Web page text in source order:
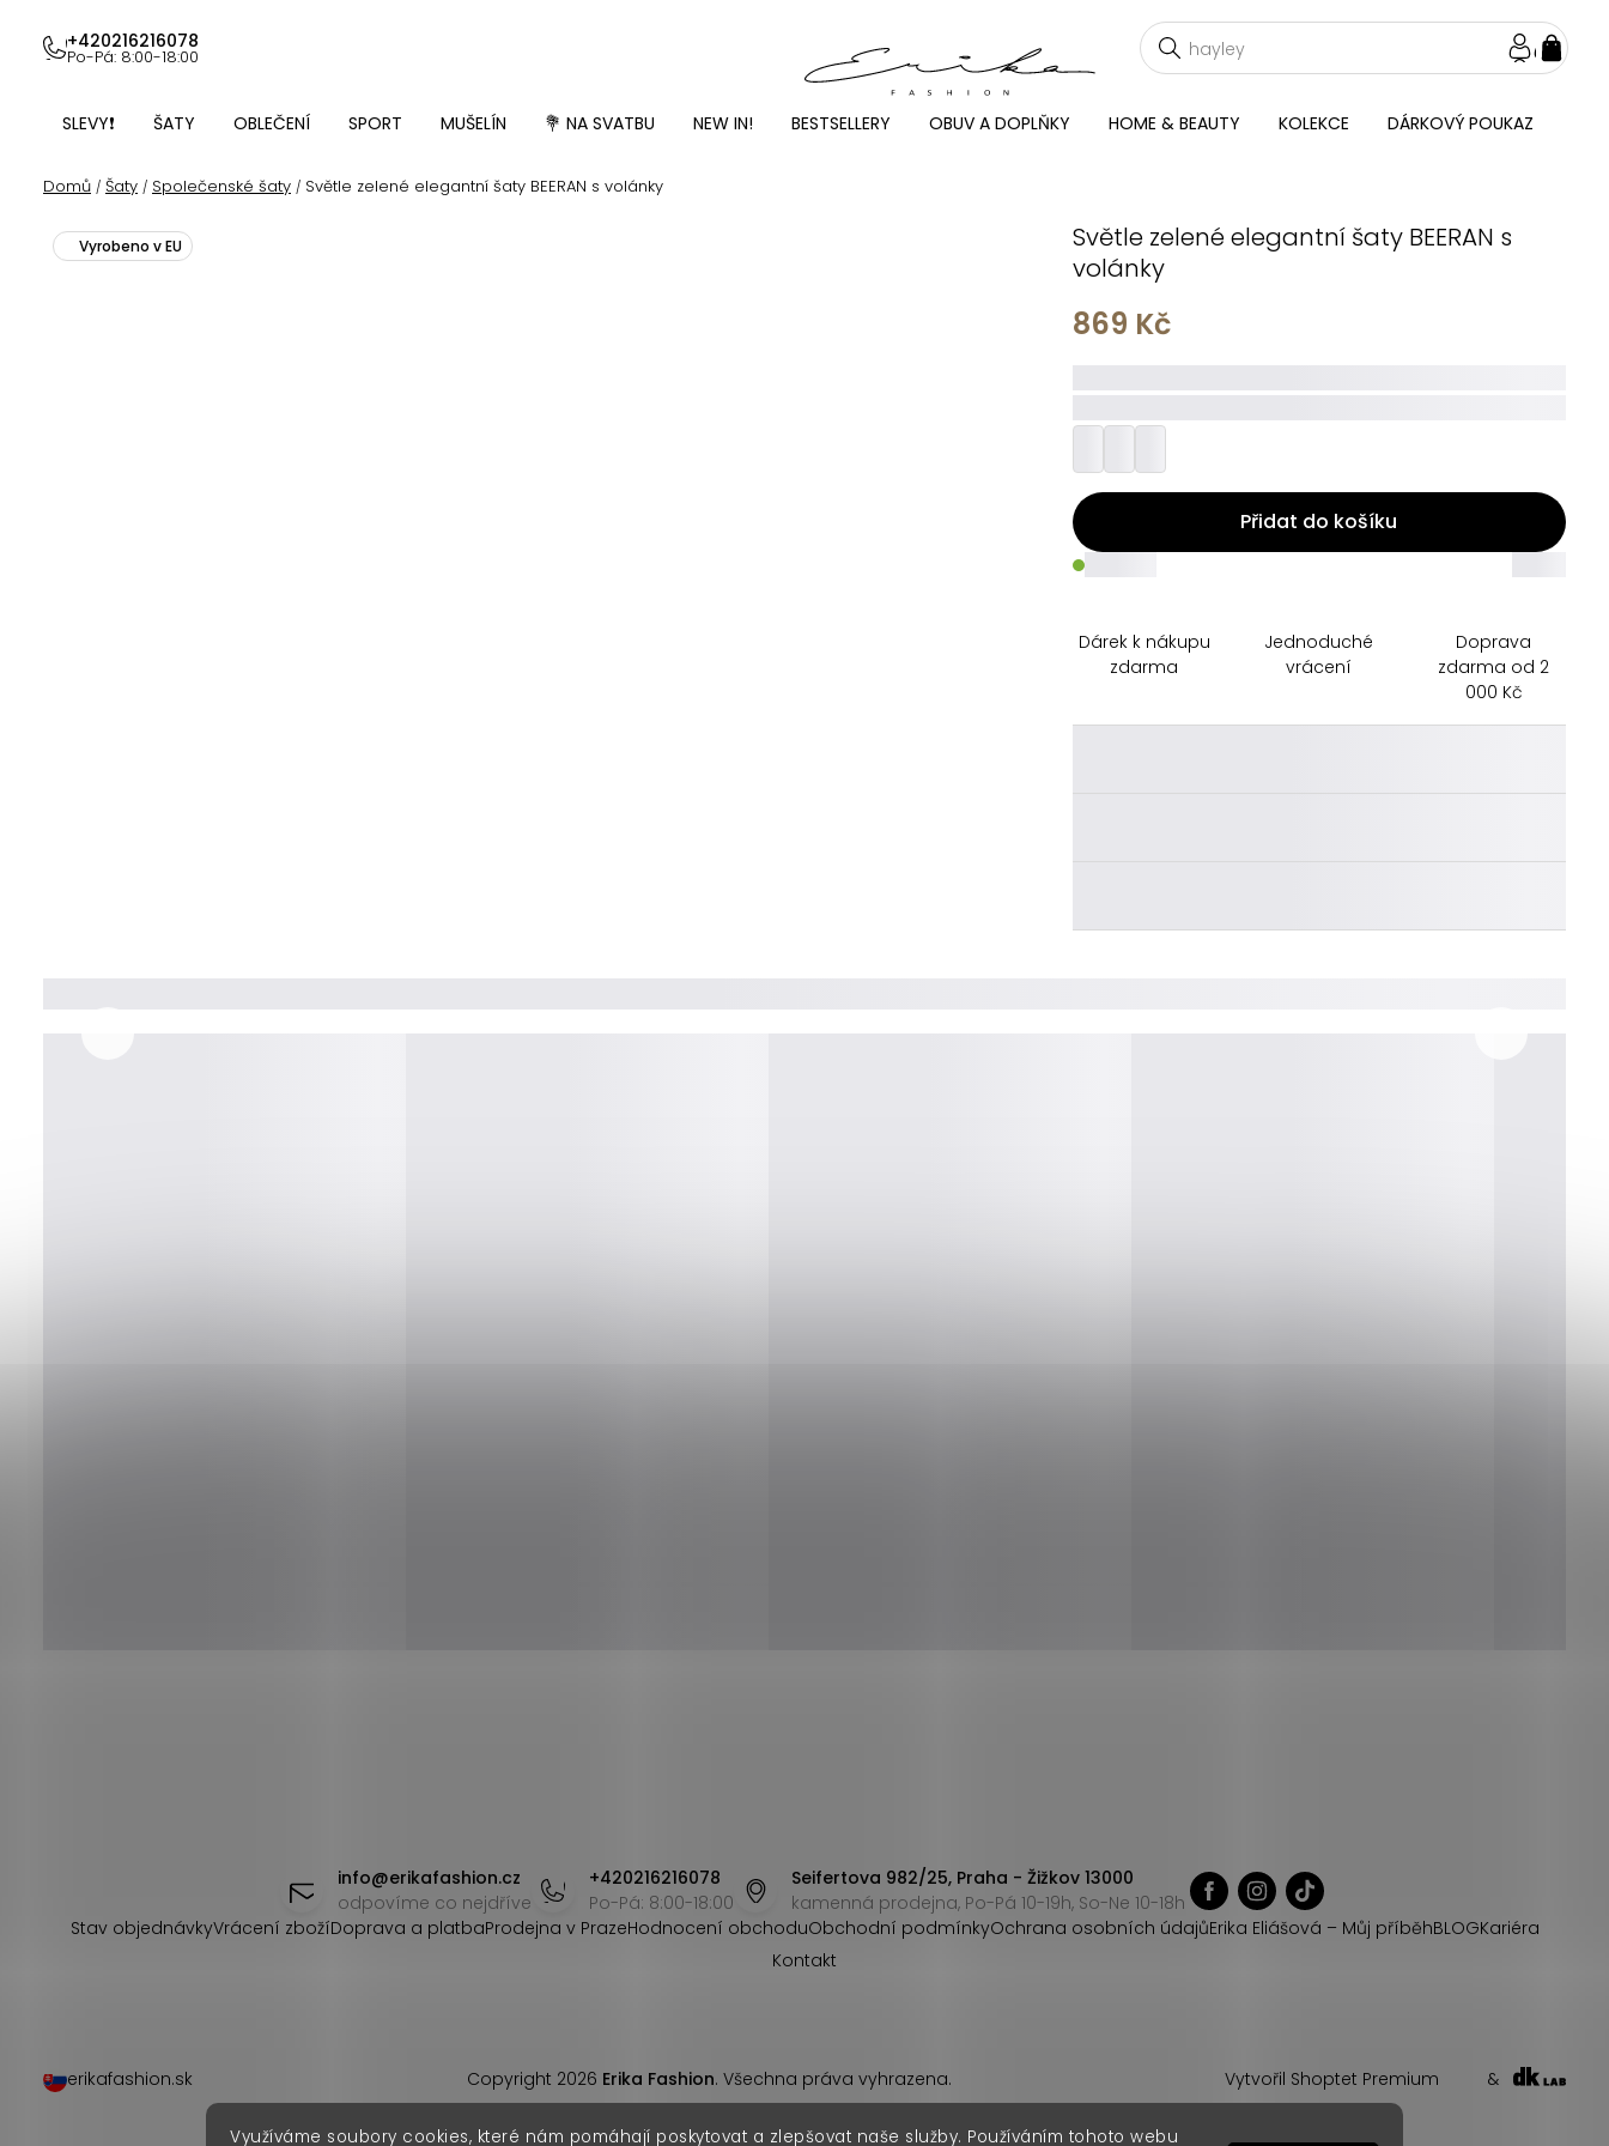
Využíváme soubory cookies, které nám pomáhají poskytovat a zlepšovat naše služby. Používáním tohoto webu
obsah
+420216216078
Po-Pá: 8:00-18:00
SLEVY❗ ŠATY OBLEČENÍ SPORT MUŠELÍN 💐 NA SVATBU NEW IN! BESTSELLERY OBUV A DOPLŇKY HOME & BEAUTY KOLEKCE DÁRKOVÝ POUKAZ
Domů / Šaty / Společenské šaty / Světle zelené elegantní šaty BEERAN s volánky
Světle zelené elegantní šaty BEERAN s
volánky
Vyrobeno v EU
869 Kč
Přidat do košíku
_____
Dárek k nákupu
zdarma
Jednoduché
vrácení
Doprava
zdarma od 2
000 Kč
info@erikafashion.cz
odpovíme co nejdříve
+420216216078
Po-Pá: 8:00-18:00
Seifertova 982/25, Praha - Žižkov 13000
kamenná prodejna, Po-Pá 10-19h, So-Ne 10-18h
Stav objednávkyVrácení zbožíDoprava a platbaProdejna v PrazeHodnocení obchoduObchodní podmínkyOchrana osobních údajůErika Eliášová – Můj příběhBLOGKariéra
Kontakt
Vytvořil Shoptet Premium &
Copyright 2026 Erika Fashion. Všechna práva vyhrazena.
erikafashion.sk